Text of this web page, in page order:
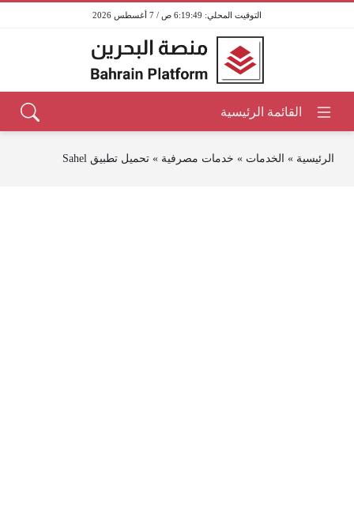
6:19:49 ص / 7 أغسطس 2026
الرئيسية » الخدمات » خدمات مصرفية » تحميل تطبيق Sahel